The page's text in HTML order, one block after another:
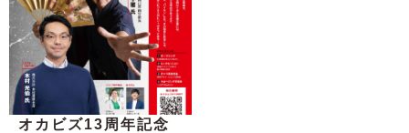
オカビズ13周年記念